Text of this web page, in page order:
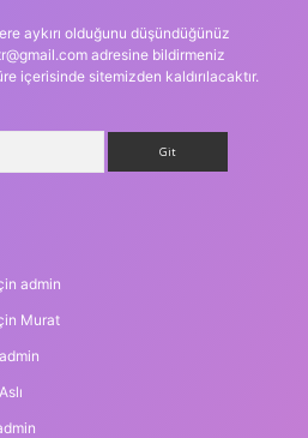
aykırı olduğunu düşündüğünüz
adresine bildirmeniz
içerisinde sitemizden kaldırılacaktır.
admin
Murat
admin
Aslı